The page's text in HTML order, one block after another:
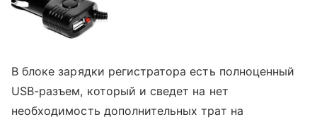
В блоке зарядки регистратора есть полноценный
USB-разъем, который и сведет на нет
необходимость дополнительных трат на